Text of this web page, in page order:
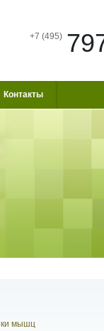
+7 (495)
Контакты
мышц